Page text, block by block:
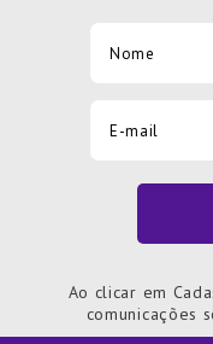
Ao clicar em
comunicações